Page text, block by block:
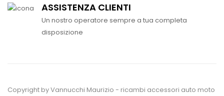
ASSISTENZA CLIENTI
Un nostro operatore sempre a tua completa
disposizione
Copyright by Vannucchi Maurizio - ricambi accessori auto moto